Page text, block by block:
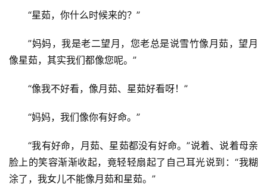
“星茹，你什么时候来的？”
”妈妈，我是老二望月，您老总是说雪竹像月茹，望月
像星茹，其实我们都像您呢。”
“像我不好看，像月茹、星茹好看呀！”
“妈妈，我们像你有好命。”
“我有好命，月茹、星茹都没有好命。”说着、说着母亲
脸上的笑容渐渐收起，竟轻轻扇起了自己耳光说到：“我糊
涂了，我女儿不能像月茹和星茹。”